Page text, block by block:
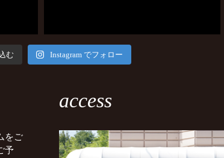
む Instagram でフォロー
をご
予
access